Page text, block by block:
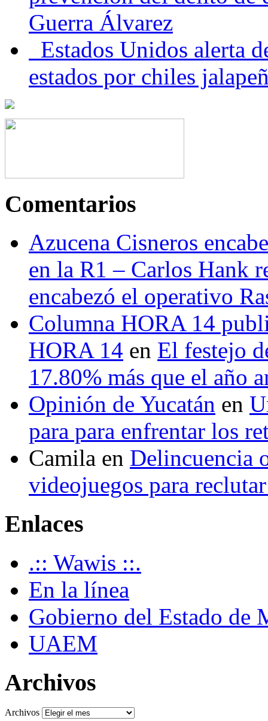
Guerra Álvarez
Estados Unidos alerta
estados por chiles
Comentarios
Azucena Cisneros
en la R1 – Carlos Hank
encabezó el operativo
Columna HORA 14
HORA 14 en El festejo
17.80% más que el año
Opinión de Yucatán en
para para enfrentar los
Camila en Delincuencia
videojuegos para
Enlaces
.:: Wawis ::.
En la línea
Gobierno del Estado de
UAEM
Archivos
Archivos